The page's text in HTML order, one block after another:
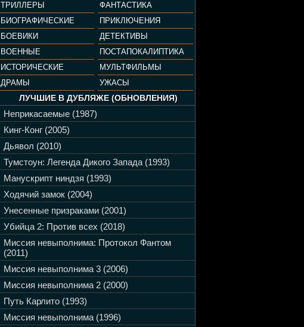
ТРИЛЛЕРЫ
ФАНТАСТИКА
БИОГРАФИЧЕСКИЕ
ПРИКЛЮЧЕНИЯ
БОЕВИКИ
ДЕТЕКТИВЫ
ВОЕННЫЕ
ПОСТАПОКАЛИПТИКА
ИСТОРИЧЕСКИЕ
МУЛЬТФИЛЬМЫ
ДРАМЫ
УЖАСЫ
ЛУЧШИЕ В ДУБЛЯЖЕ (ОБНОВЛЕНИЯ)
Неприкасаемые (1987)
Кинг-Конг (2005)
Дьявол (2010)
Тумстоун: Легенда Дикого Запада (1993)
Манускрипт ниндзя (1993)
Ходячий замок (2004)
Унесенные призраками (2001)
Убийца 2: Против всех (2018)
Миссия невыполнима: Протокол Фантом
(2011)
Миссия невыполнима 3 (2006)
Миссия невыполнима 2 (2000)
Путь Карлито (1993)
Миссия невыполнима (1996)